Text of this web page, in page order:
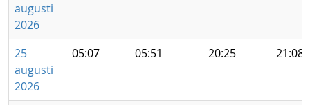
augusti
2026
25
augusti
2026
05:07 05:51 20:25 21:08